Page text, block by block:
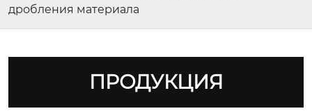
дробления материала
ПРОДУКЦИЯ